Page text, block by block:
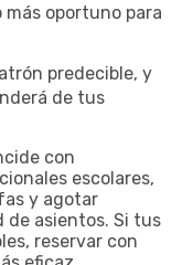
oportuno para
predecible, y
de tus
con
escolares,
y agotar
de asientos. Si tus
reservar con